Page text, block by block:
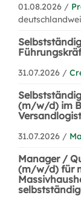
01.08.2026 /
31.07.2026 /
(m/w/d) im
31.07.2026 /
Manager /
(m/w/d) für